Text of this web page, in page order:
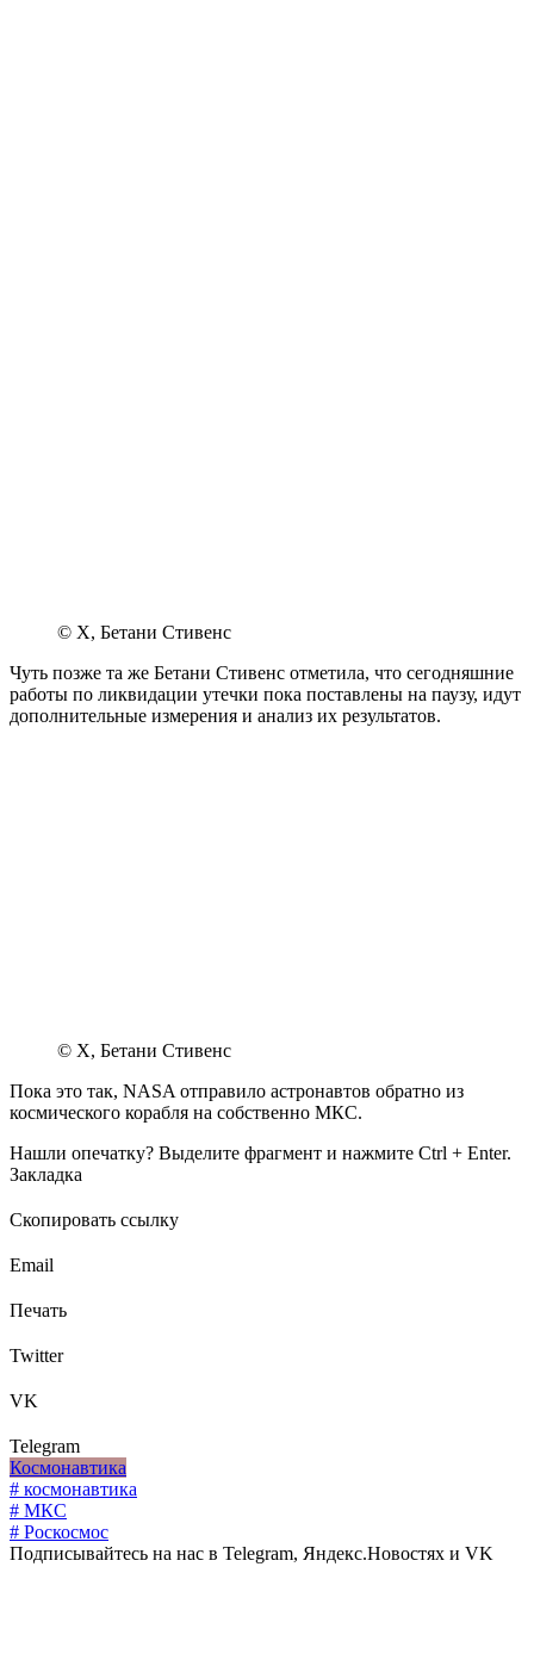
© X, Бетани Стивенс
Чуть позже та же Бетани Стивенс отметила, что сегодняшние
работы по ликвидации утечки пока поставлены на паузу, идут
дополнительные измерения и анализ их результатов.
© X, Бетани Стивенс
Пока это так, NASA отправило астронавтов обратно из
космического корабля на собственно МКС.
Нашли опечатку? Выделите фрагмент и нажмите Ctrl + Enter.
Закладка
Скопировать ссылку
Email
Печать
Twitter
VK
Telegram
Космонавтика
# космонавтика
# МКС
# Роскосмос
Подписывайтесь на нас в Telegram, Яндекс.Новостях и VK